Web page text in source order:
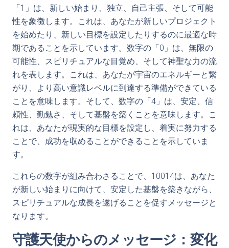
「1」は、新しい始まり、独立、自己主張、そして可能
性を象徴します。これは、あなたが新しいプロジェクト
を始めたり、新しい目標を設定したりするのに最適な時
期であることを示しています。数字の「0」は、無限の
可能性、スピリチュアルな目覚め、そして神聖な力の流
れを表します。これは、あなたが宇宙のエネルギーと繋
がり、より高い意識レベルに到達する準備ができている
ことを意味します。そして、数字の「4」は、安定、信
頼性、勤勉さ、そして基盤を築くことを意味します。こ
れは、あなたが現実的な目標を設定し、着実に努力する
ことで、成功を収めることができることを示していま
す。
これらの数字が組み合わさることで、10014は、あなた
が新しい始まりに向けて、安定した基盤を築きながら、
スピリチュアルな成長を遂げることを促すメッセージと
なります。
守護天使からのメッセージ：変化